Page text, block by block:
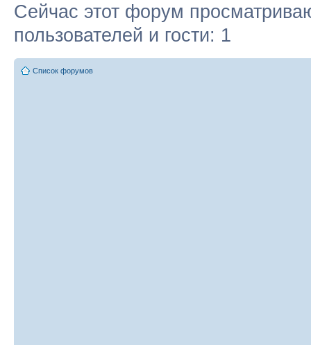
Сейчас этот форум
пользователей и гости: 1
Список форумов